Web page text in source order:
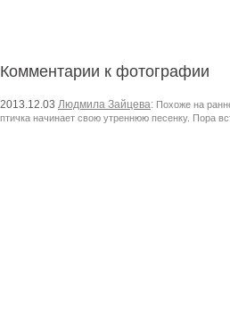
Комментарии к фотографии
2013.12.03 Людмила Зайцева: Похоже на
птичка начинает свою утреннюю песенку. Пора